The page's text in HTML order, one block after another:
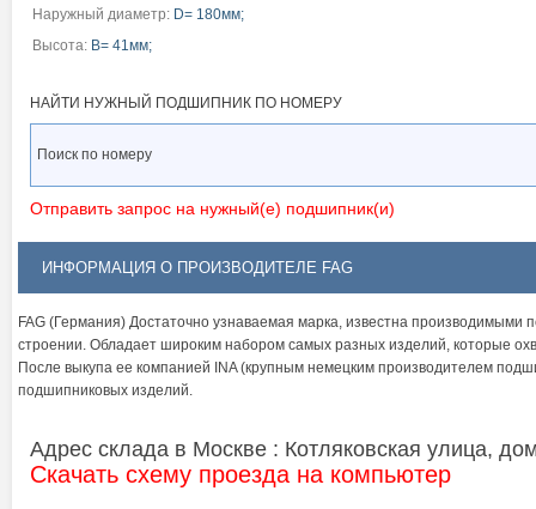
Наружный диаметр: D= 180мм;
Высота: B= 41мм;
НАЙТИ НУЖНЫЙ ПОДШИПНИК ПО НОМЕРУ
Отправить запрос на нужный(е) подшипник(и)
ИНФОРМАЦИЯ О ПРОИЗВОДИТЕЛЕ FAG
FAG (Германия) Достаточно узнаваемая марка, известна производимыми
строении. Обладает широким набором самых разных изделий, которые
После выкупа ее компанией INA (крупным немецким производителем
подшипниковых изделий.
Адрес склада в Москве : Котляковская улица,
Скачать схему проезда на компьютер